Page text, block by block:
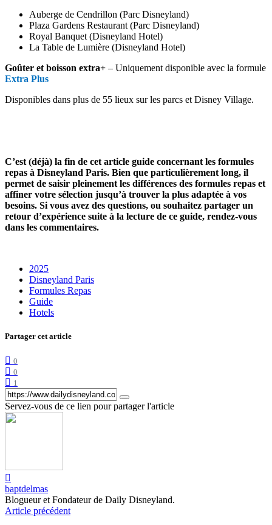
Auberge de Cendrillon (Parc Disneyland)
Plaza Gardens Restaurant (Parc Disneyland)
Royal Banquet (Disneyland Hotel)
La Table de Lumière (Disneyland Hotel)
Goûter et boisson extra+ – Uniquement disponible avec la formule
Extra Plus
Disponibles dans plus de 55 lieux sur les parcs et Disney Village.
C’est (déjà) la fin de cet article guide concernant les formules
repas à Disneyland Paris. Bien que particulièrement long, il
permet de saisir pleinement les différences des formules repas et
affiner votre sélection jusqu’à trouver la plus adaptée à vos
besoins. Si vous avez des questions, ou souhaitez partager un
retour d’expérience suite à la lecture de ce guide, rendez-vous
dans les commentaires.
2025
Disneyland Paris
Formules Repas
Guide
Hotels
Partager cet article
0
0
1
Servez-vous de ce lien pour partager l'article
baptdelmas
Blogueur et Fondateur de Daily Disneyland.
Article précédent